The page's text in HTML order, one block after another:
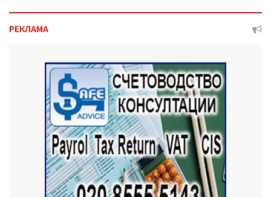
РЕКЛАМА